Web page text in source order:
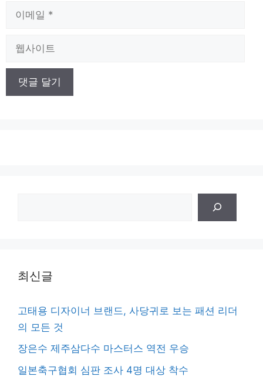
최신글
고태용 디자이너 브랜드, 사당귀로 보는 패션 리더
의 모든 것
장은수 제주삼다수 마스터스 역전 우승
일본축구협회 심판 조사 4명 대상 착수